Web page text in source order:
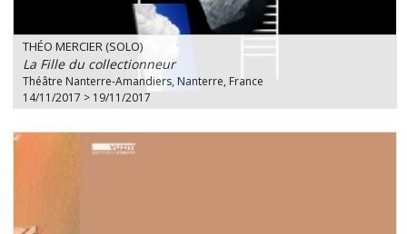
THÉO MERCIER (SOLO)
La Fille du collectionneur
Théâtre Nanterre-Amandiers, Nanterre, France
14/11/2017 > 19/11/2017